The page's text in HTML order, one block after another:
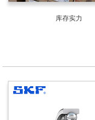
库存实力